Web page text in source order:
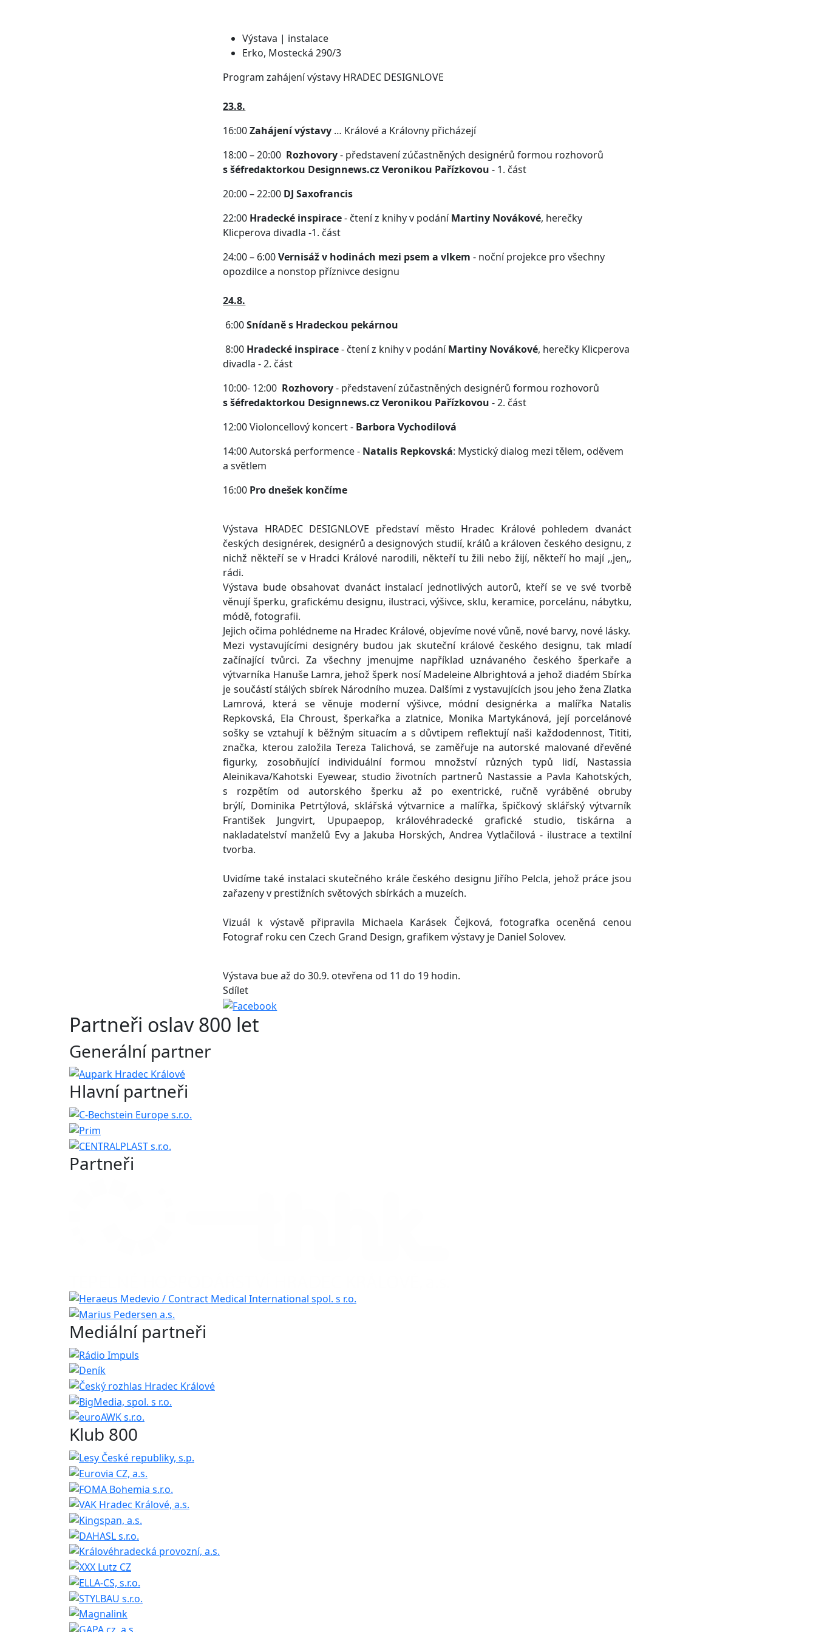
Výstava | instalace
Erko, Mostecká 290/3
Program zahájení výstavy HRADEC DESIGNLOVE
23.8.
16:00Zahájení výstavy … Králové a Královny přicházejí
18:00 – 20:00 Rozhovory- představení zúčastněných designérů formou rozhovorů
s šéfredaktorkou Designnews.cz Veronikou Pařízkovou - 1. část
20:00 – 22:00 DJ Saxofrancis
22:00 Hradecké inspirace- čtení z knihy v podáníMartiny Novákové, herečky
Klicperova divadla -1. část
24:00 – 6:00Vernisáž v hodinách mezi psem a vlkem- noční projekce pro všechny
opozdilce a nonstop příznivce designu
24.8.
6:00Snídaně s Hradeckou pekárnou
8:00 Hradecké inspirace- čtení z knihy v podáníMartiny Novákové, herečky Klicperova
divadla - 2. část
10:00- 12:00 Rozhovory- představení zúčastněných designérů formou rozhovorů
s šéfredaktorkou Designnews.cz Veronikou Pařízkovou - 2. část
12:00 Violoncellový koncert - Barbora Vychodilová
14:00 Autorská performence - Natalis Repkovská: Mystický dialog mezi tělem, oděvem
a světlem
16:00 Pro dnešek končíme
Výstava HRADEC DESIGNLOVE představí město Hradec Králové pohledem dvanáct
českých designérek, designérů a designových studií, králů a královen českého designu, z
nichž někteří se v Hradci Králové narodili, někteří tu žili nebo žijí, někteří ho mají ,,jen,,
rádi.
Výstava bude obsahovat dvanáct instalací jednotlivých autorů, kteří se ve své tvorbě
věnují šperku, grafickému designu, ilustraci, výšivce, sklu, keramice, porcelánu, nábytku,
módě, fotografii.
Jejich očima pohlédneme na Hradec Králové, objevíme nové vůně, nové barvy, nové lásky.
Mezi vystavujícími designéry budou jak skuteční králové českého designu, tak mladí
začínající tvůrci. Za všechny jmenujme například uznávaného českého šperkaře a
výtvarníka Hanuše Lamra, jehož šperk nosí Madeleine Albrightová a jehož diadém Sbírka
je součástí stálých sbírek Národního muzea. Dalšími z vystavujících jsou jeho žena Zlatka
Lamrová, která se věnuje moderní výšivce, módní designérka a malířka Natalis
Repkovská, Ela Chroust, šperkařka a zlatnice, Monika Martykánová, její porcelánové
sošky se vztahují k běžným situacím a s důvtipem reflektují naši každodennost, Tititi,
značka, kterou založila Tereza Talichová, se zaměřuje na autorské malované dřevěné
figurky, zosobňující individuální formou množství různých typů lidí, Nastassia
Aleinikava/Kahotski Eyewear, studio životních partnerů Nastassie a Pavla Kahotských,
s rozpětím od autorského šperku až po exentrické, ručně vyráběné obruby
brýlí, Dominika Petrtýlová, sklářská výtvarnice a malířka, špičkový sklářský výtvarník
František Jungvirt, Upupaepop, královéhradecké grafické studio, tiskárna a
nakladatelství manželů Evy a Jakuba Horských, Andrea Vytlačilová - ilustrace a textilní
tvorba.
Uvidíme také instalaci skutečného krále českého designu Jiřího Pelcla, jehož práce jsou
zařazeny v prestižních světových sbírkách a muzeích.
Vizuál k výstavě připravila Michaela Karásek Čejková, fotografka oceněná cenou
Fotograf roku cen Czech Grand Design, grafikem výstavy je Daniel Solovev.
Výstava bue až do 30.9. otevřena od 11 do 19 hodin.
Sdílet
Partneři oslav 800 let
Generální partner
Hlavní partneři
Partneři
Mediální partneři
Klub 800